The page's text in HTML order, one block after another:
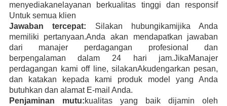
menyediakanelayanan berkualitas tinggi dan responsif
Untuk semua klien
Jawaban tercepat:
Silakan hubungikamijika Anda
memiliki pertanyaan.Anda akan mendapatkan jawaban
dari manajer perdagangan profesional dan
berpengalaman
dalam 24 hari jam.JikaManajer
perdagangan kami off line, silakanAkudengarkan pesan,
dan katakan kepada kami produk
model yang Anda
butuhkan dan alamat E-mail Anda.
Penjaminan mutu:kualitas yang baik dijamin oleh